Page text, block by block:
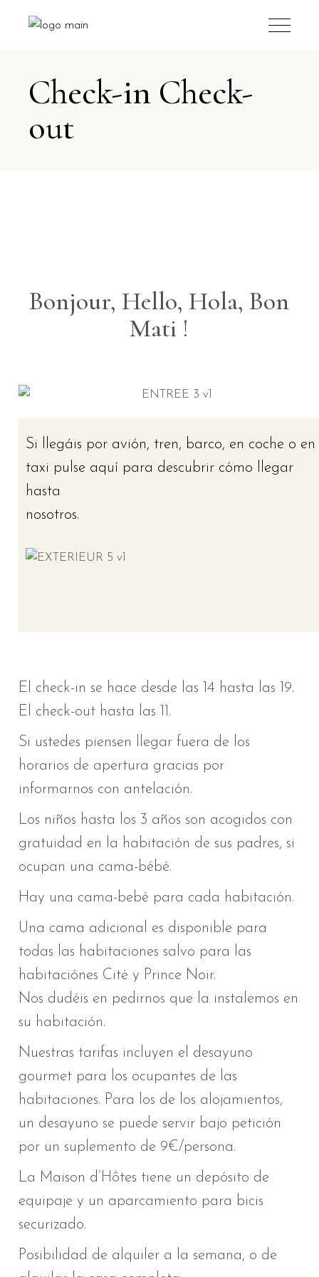
Check-in Check-
out
Bonjour, Hello, Hola, Bon
Mati !
Si llegáis por avión, tren, barco, en coche o en
taxi pulse aquí para descubrir cómo llegar
hasta
nosotros.
El check-in se hace desde las 14 hasta las 19.
El check-out hasta las 11.
Si ustedes piensen llegar fuera de los
horarios de apertura gracias por
informarnos con antelación.
Los niños hasta los 3 años son acogidos con
gratuidad en la habitación de sus padres, si
ocupan una cama-bébé.
Hay una cama-bebé para cada habitación.
Una cama adicional es disponible para
todas las habitaciones salvo para las
habitaciónes Cité y Prince Noir.
Nos dudéis en pedirnos que la instalemos en
su habitación.
Nuestras tarifas incluyen el desayuno
gourmet para los ocupantes de las
habitaciones. Para los de los alojamientos,
un desayuno se puede servir bajo petición
por un suplemento de 9€/persona.
La Maison d’Hôtes tiene un depósito de
equipaje y un aparcamiento para bicis
securizado.
Posibilidad de alquiler a la semana, o de